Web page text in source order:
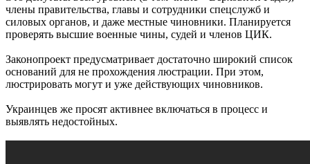
члены правительства, главы и сотрудники спецслужб и
силовых органов, и даже местные чиновники. Планируется
проверять высшие военные чины, судей и членов ЦИК.
Законопроект предусматривает достаточно широкий список
оснований для не прохождения люстрации. При этом,
люстрировать могут и уже действующих чиновников.
Украинцев же просят активнее включаться в процесс и
выявлять недостойных.